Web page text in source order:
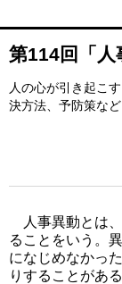
第114回「人
人の心が引き起こ
決方法、予防策な
人事異動とは
ることをいう。
になじめなかっ
りすることがある